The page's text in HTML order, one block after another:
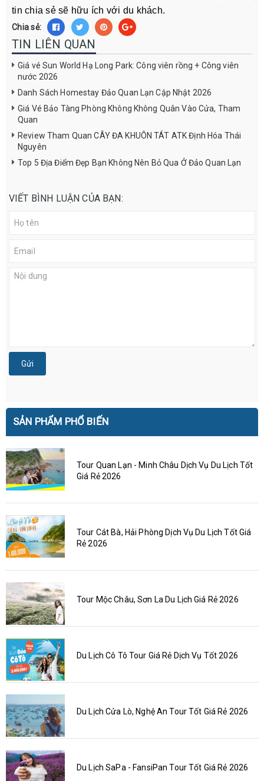
tin chia sẻ sẽ hữu ích với du khách.
Chia sẻ:
TIN LIÊN QUAN
Giá vé Sun World Hạ Long Park: Công viên rồng + Công viên
nước 2026
Danh Sách Homestay Đảo Quan Lạn Cập Nhật 2026
Giá Vé Bảo Tàng Phòng Không Không Quân Vào Cửa, Tham
Quan
Review Tham Quan CÂY ĐA KHUÔN TÁT ATK Định Hóa Thái
Nguyên
Top 5 Địa Điểm Đẹp Bạn Không Nên Bỏ Qua Ở Đảo Quan Lạn
VIẾT BÌNH LUẬN CỦA BẠN:
Gửi
SẢN PHẨM PHỔ BIẾN
Tour Quan Lạn - Minh Châu Dịch Vụ Du Lịch Tốt
Giá Rẻ 2026
Tour Cát Bà, Hải Phòng Dịch Vụ Du Lịch Tốt Giá
Rẻ 2026
Tour Mộc Châu, Sơn La Du Lịch Giá Rẻ 2026
Du Lịch Cô Tô Tour Giá Rẻ Dịch Vụ Tốt 2026
Du Lịch Cửa Lò, Nghệ An Tour Tốt Giá Rẻ 2026
Du Lịch SaPa - FansiPan Tour Tốt Giá Rẻ 2026